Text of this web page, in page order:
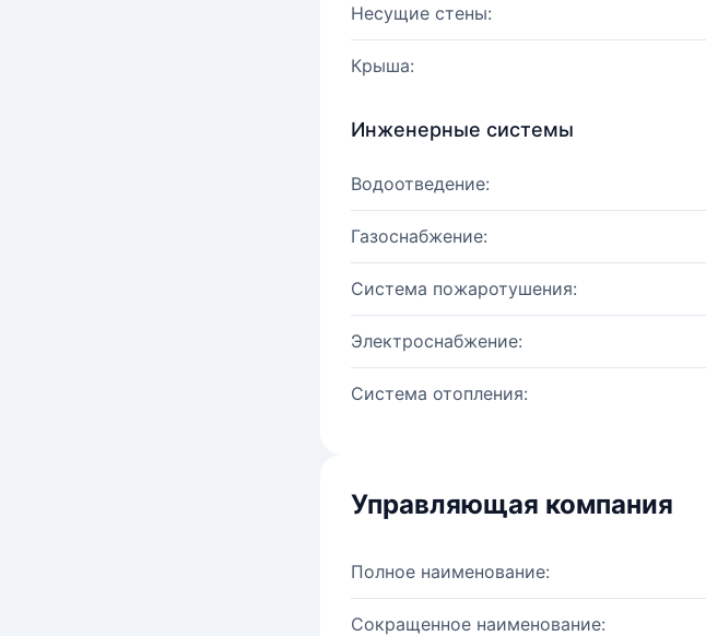
Несущие стены:
Крыша:
Инженерные системы
Водоотведение:
Газоснабжение:
Система пожаротушения:
Электроснабжение:
Система отопления:
Управляющая компания
Полное наименование:
Сокращенное наименование: